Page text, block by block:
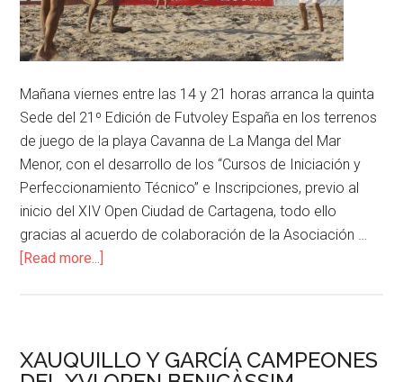
Mañana viernes entre las 14 y 21 horas arranca la quinta
Sede del 21º Edición de Futvoley España en los terrenos
de juego de la playa Cavanna de La Manga del Mar
Menor, con el desarrollo de los “Cursos de Iniciación y
Perfeccionamiento Técnico” e Inscripciones, previo al
inicio del XIV Open Ciudad de Cartagena, todo ello
gracias al acuerdo de colaboración de la Asociación …
[Read more...]
XAUQUILLO Y GARCÍA CAMPEONES